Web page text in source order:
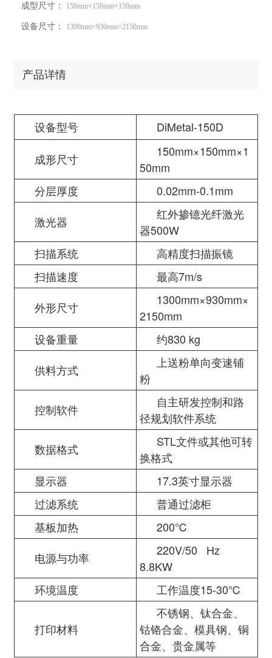
成型尺寸： 150mm×150mm×150mm
设备尺寸： 1300mm×930mm×2150mm
产品详情
设备型号 DiMetal-150D
成形尺寸
150mm×150mm×1
50mm
分层厚度
0.02mm-0.1mm
激光器
红外掺镱光纤激光
器500W
扫描系统
高精度扫描振镜
扫描速度
最高7m/s
外形尺寸
1300mm×930mm×
2150mm
设备重量
约830 kg
供料方式
上送粉单向变速铺
粉
控制软件
自主研发控制和路
径规划软件系统
数据格式
STL文件或其他可转
换格式
显示器
17.3英寸显示器
过滤系统
普通过滤柜
基板加热
200℃
电源与功率
220V/50 Hz
8.8KW
环境温度
工作温度15-30℃
打印材料
不锈钢、钛合金、
钴铬合金、模具钢、铜
合金、贵金属等